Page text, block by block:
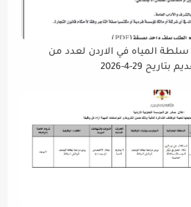
المياه في الاردن لعدد من
29-4-2026